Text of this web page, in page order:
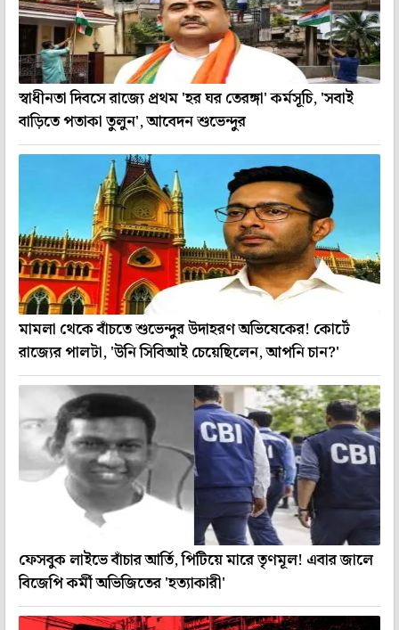
স্বাধীনতা দিবসে রাজ্যে প্রথম 'হর ঘর তেরঙ্গা' কর্মসূচি, 'সবাই
বাড়িতে পতাকা তুলুন', আবেদন শুভেন্দুর
মামলা থেকে বাঁচতে শুভেন্দুর উদাহরণ অভিষেকের! কোর্টে
রাজ্যের পালটা, 'উনি সিবিআই চেয়েছিলেন, আপনি চান?'
ফেসবুক লাইভে বাঁচার আর্তি, পিটিয়ে মারে তৃণমূল! এবার জালে
বিজেপি কর্মী অভিজিতের 'হত্যাকারী'